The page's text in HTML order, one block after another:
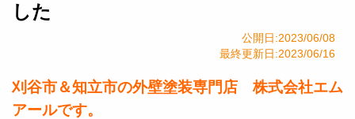
した
公開日:2023/06/08
最終更新日:2023/06/16
刈谷市＆知立市の外壁塗装専門店 株式会社エム
アールです。